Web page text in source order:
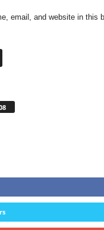
email, and website in this